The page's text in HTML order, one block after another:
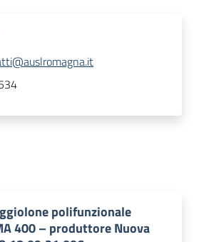
polifunzionale
400 – produttore Nuova